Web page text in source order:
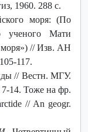
1960. 288 с.
моря: (По
ученого Мати
моря») // Изв. АН
117.
// Вестн. МГУ.
14. Тоже на фр.
// An geogr.